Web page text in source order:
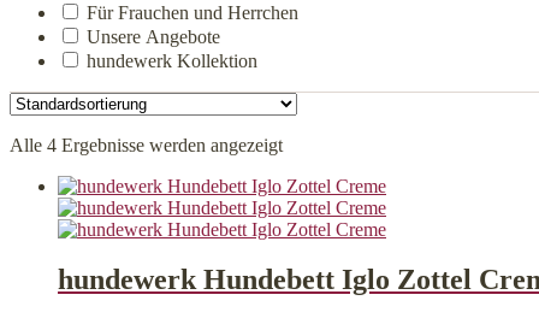
Für Frauchen und Herrchen
Unsere Angebote
hundewerk Kollektion
Alle 4 Ergebnisse werden angezeigt
hundewerk Hundebett Iglo Zottel